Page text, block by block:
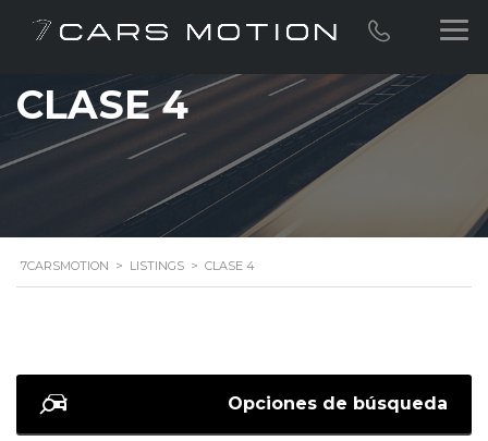
CLASE 4
7CARSMOTION > LISTINGS > CLASE 4
Opciones de búsqueda